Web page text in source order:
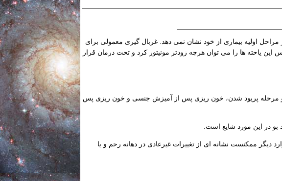
اولیه بیماری از خود نشان نمی دهد. غربال گیری معمولی برای
این یاخته ها را می توان هرچه زودتر مونیتور کرد و تحت درمان قرار
مرحله پریود شدن، خون ریزی پس از آمیزش جنسی و خون ریزی پس
در این مورد شایع است.
دیگر ممکنست نشانه ای از تغییرات غیرعادی در دهانه رحم و یا